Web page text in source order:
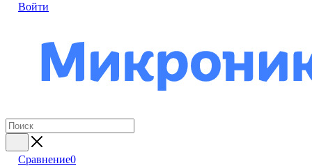
Войти
Сравнение0